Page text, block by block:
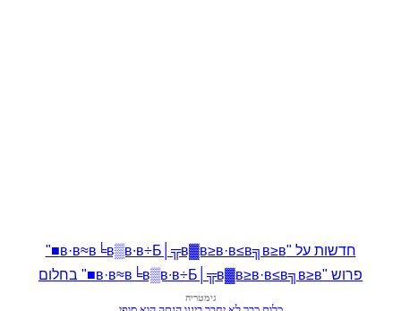
חדשות על "в·в≈в╘в▒в∙в÷Б│╦в▓в≥в·в≤в╗в≥в■"
פרוש "в·в≈в╘в▒в∙в÷Б│╦в▓в≥в·в≤в╗в≥в■" בחלום